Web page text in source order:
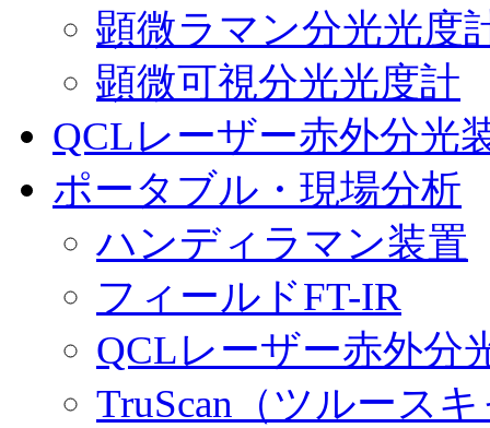
顕微ラマン分光光度
顕微可視分光光度計
QCLレーザー赤外分光
ポータブル・現場分析
ハンディラマン装置
フィールドFT-IR
QCLレーザー赤外分
TruScan（ツルース